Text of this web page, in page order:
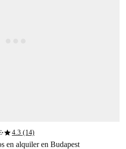
■star4.3 (14)
en alquiler en Budapest